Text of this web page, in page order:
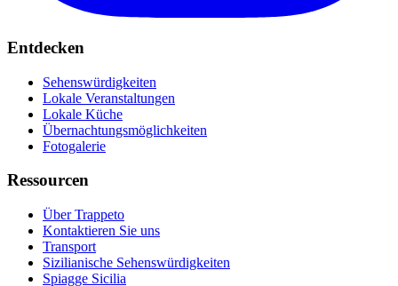
Entdecken
Sehenswürdigkeiten
Lokale Veranstaltungen
Lokale Küche
Übernachtungsmöglichkeiten
Fotogalerie
Ressourcen
Über Trappeto
Kontaktieren Sie uns
Transport
Sizilianische Sehenswürdigkeiten
Spiagge Sicilia